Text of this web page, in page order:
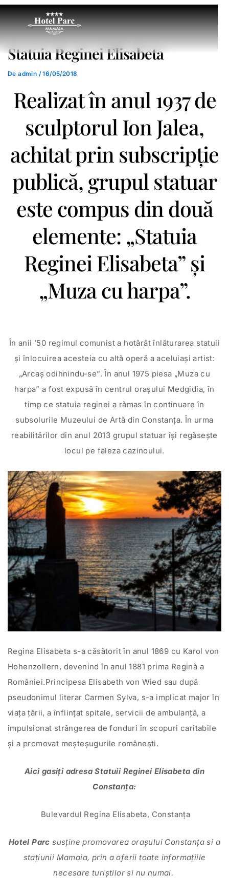
Statuia Reginei Elisabeta
Deadmin /16/05/2018
Realizat în anul 1937 de
sculptorul Ion Jalea,
achitat prin subscripție
publică, grupul statuar
este compus din două
elemente: „Statuia
Reginei Elisabeta” și
„Muza cu harpa”.
În anii ’50 regimul comunist a hotărât înlăturarea statuii
și înlocuirea acesteia cu altă operă a aceluiași artist:
„Arcaș odihnindu-se”. În anul 1975 piesa „Muza cu
harpa” a fost expusă în centrul orașului Medgidia, în
timp ce statuia reginei a rămas în continuare în
subsolurile Muzeului de Artă din Constanța. În urma
reabilitărilor din anul 2013 grupul statuar își regăsește
locul pe faleza cazinoului.
Regina Elisabeta s-a căsătorit în anul 1869 cu Karol von
Hohenzollern, devenind în anul 1881 prima Regină a
României.Principesa Elisabeth von Wied sau după
pseudonimul literar Carmen Sylva, s-a implicat major în
viața țării, a înființat spitale, servicii de ambulanță, a
impulsionat strângerea de fonduri în scopuri caritabile
și a promovat meșteșugurile românești.
Aici gasiți adresa Statuii Reginei Elisabeta din
Constanța:
Bulevardul Regina Elisabeta, Constanța
Hotel Parc susține promovarea orașului Constanța si a
stațiunii Mamaia, prin a oferii toate informațiile
necesare turiștilor si nu numai.